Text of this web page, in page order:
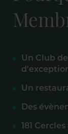
Un Club
Un
Des
181